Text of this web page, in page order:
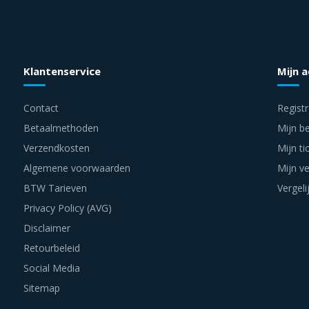
Klantenservice
Contact
Betaalmethoden
Verzendkosten
Algemene voorwaarden
BTW Tarieven
Privacy Policy (AVG)
Disclaimer
Retourbeleid
Social Media
Sitemap
Mijn
Mijn
Mijn
Mijn